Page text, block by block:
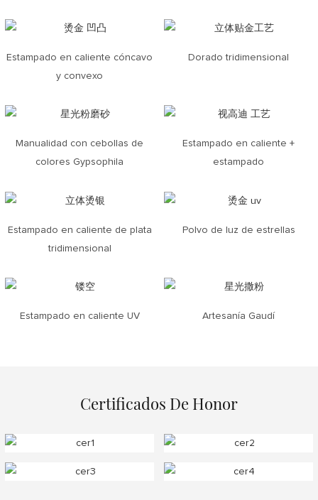
Estampado en caliente cóncavo
y convexo
Dorado tridimensional
Manualidad con cebollas de
colores Gypsophila
Estampado en caliente +
estampado
Estampado en caliente de plata
tridimensional
Polvo de luz de estrellas
Estampado en caliente UV Artesanía Gaudí
Certificados De Honor